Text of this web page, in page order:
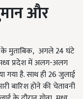
और
के मुताबिक, अगले 24 घंटे
मध्य प्रदेश में अलग-अलग
गया है. साथ ही 26 जुलाई
बारिश होने की चेतावनी